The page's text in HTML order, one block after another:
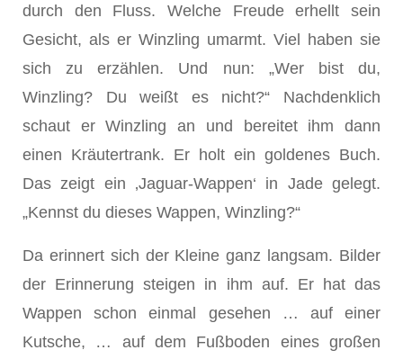
durch den Fluss. Welche Freude erhellt sein
Gesicht, als er Winzling umarmt. Viel haben sie
sich zu erzählen. Und nun: „Wer bist du,
Winzling? Du weißt es nicht?“ Nachdenklich
schaut er Winzling an und bereitet ihm dann
einen Kräutertrank. Er holt ein goldenes Buch.
Das zeigt ein ‚Jaguar-Wappen‘ in Jade gelegt.
„Kennst du dieses Wappen, Winzling?“
Da erinnert sich der Kleine ganz langsam. Bilder
der Erinnerung steigen in ihm auf. Er hat das
Wappen schon einmal gesehen … auf einer
Kutsche, … auf dem Fußboden eines großen